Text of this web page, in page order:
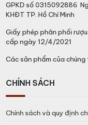
GPKD số 0315092886
KHĐT TP. Hồ Chí Minh
Giấy phép phân phối
cấp ngày 12/4/2021
Các sản phẩm của
CHÍNH SÁCH
Chính sách và quy định